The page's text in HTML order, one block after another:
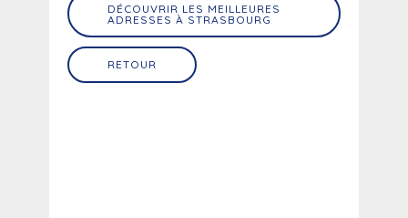
DÉCOUVRIR LES MEILLEURES
ADRESSES À STRASBOURG
RETOUR